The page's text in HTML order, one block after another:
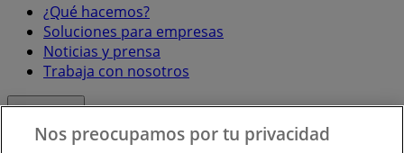
¿Qué hacemos?
Soluciones para empresas
Noticias y prensa
Trabaja con nosotros
Nos preocupamos por tu privacidad